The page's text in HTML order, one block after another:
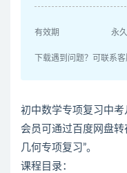
有效期 永
下载遇到问题？可联系
初中数学专项复习中
会员可通过百度网盘
几何专项复习”。
课程目录：